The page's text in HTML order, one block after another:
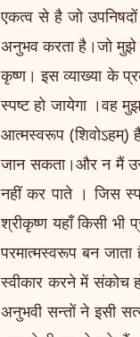
एकत्व से है जो उपनिषदों
अनुभव करता है।जो मुझे
कृष्ण। इस व्याख्या के
स्पष्ट हो जायेगा ।वह
आत्मस्वरूप (शिवोऽहम्)
जान सकता।और न मैं
नहीं कर पाते । जिस
श्रीकृष्ण यहाँ किसी भी
परमात्मस्वरूप बन
स्वीकार करने में संकोच
अनुभवी सन्तों ने इसी